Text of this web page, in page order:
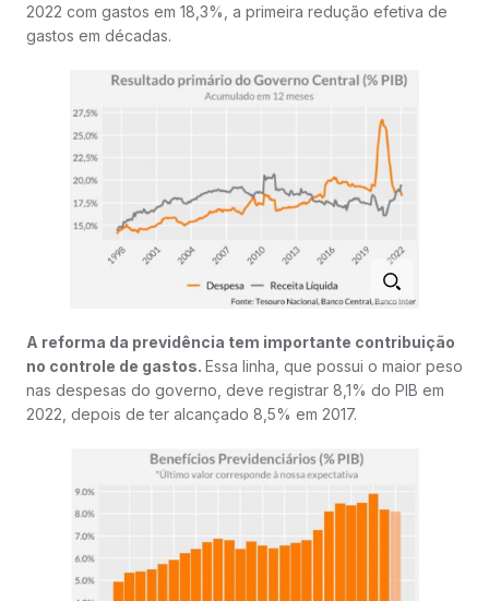
2022 com gastos em 18,3%, a primeira redução efetiva de
gastos em décadas.
A reforma da previdência tem importante contribuição
no controle de gastos. Essa linha, que possui o maior peso
nas despesas do governo, deve registrar 8,1% do PIB em
2022, depois de ter alcançado 8,5% em 2017.